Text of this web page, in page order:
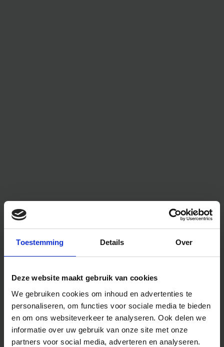
Toestemming Details Over
Deze website maakt gebruik van cookies
We gebruiken cookies om inhoud en advertenties te
personaliseren, om functies voor sociale media te bieden
en om ons websiteverkeer te analyseren. Ook delen we
informatie over uw gebruik van onze site met onze
partners voor social media, adverteren en analyseren.